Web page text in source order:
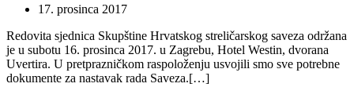
17. prosinca 2017
Redovita sjednica Skupštine Hrvatskog streličarskog saveza održana
je u subotu 16. prosinca 2017. u Zagrebu, Hotel Westin, dvorana
Uvertira. U pretprazničkom raspoloženju usvojili smo sve potrebne
dokumente za nastavak rada Saveza.[…]